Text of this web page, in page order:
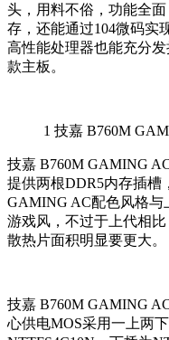
头，用料不俗，功能全
存，还能通过104微码实
高性能处理器也能充分
款主板。
1 技嘉 B760M
技嘉 B760M GAMING
提供两根DDR5内存插槽
GAMING AC配色风格与
游戏风，不过于上代相
散热片面积明显要更大。
技嘉 B760M GAMING
心供电MOS采用一上两